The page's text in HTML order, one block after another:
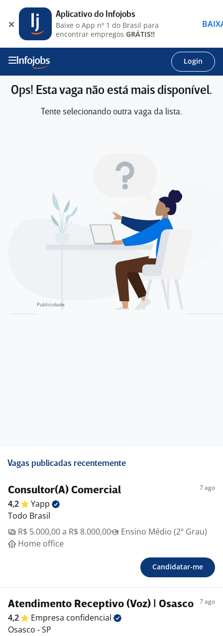
Login
Ops! Esta vaga não está mais disponível.
Tente selecionando outra vaga da lista.
Vagas publicadas recentemente
Consultor(A) Comercial 7 ago
4,2
Yapp
Todo Brasil
R$ 5.000,00 a R$ 8.000,00
Ensino Médio (2º Grau)
Home office
Candidatar-me
Atendimento Receptivo (Voz) | Osasco 7 ago
4,2 Empresa confidencial
Osasco - SP
Aplicativo do Infojobs
Baixe o App nº 1 do Brasil para
encontrar empregos GRÁTIS!!